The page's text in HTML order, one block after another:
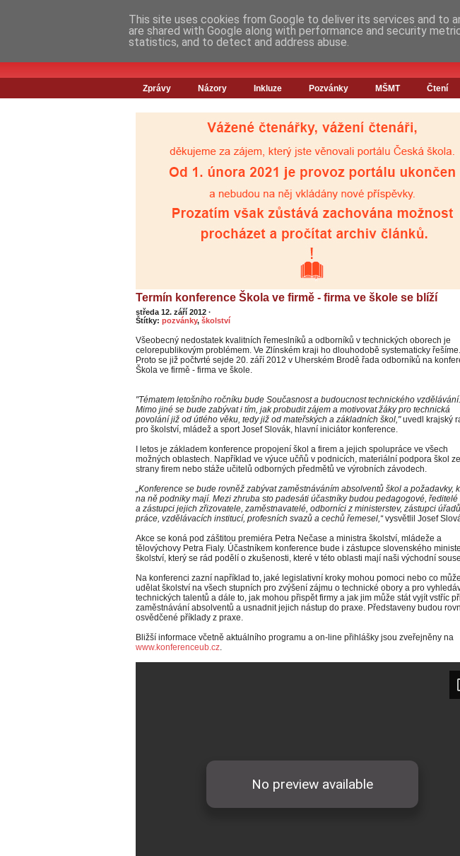
Zprávy Názory Inkluze Pozvánky MŠMT Čtení
Termín konference Škola ve firmě - firma ve škole se blíží
středa 12. září 2012 ·
Štítky: pozvánky, školství
Všeobecný nedostatek kvalitních řemeslníků a odborníků v technických oborech je
celorepublikovým problémem. Ve Zlínském kraji ho dlouhodobě systematicky řešíme.
Proto se již počtvrté sejde 20. září 2012 v Uherském Brodě řada odborníků na
Škola ve firmě - firma ve škole.
"Tématem letošního ročníku bude Současnost a budoucnost technického vzdělávání.
Mimo jiné se bude zabývat i tím, jak probudit zájem a motivovat žáky pro technická
povolání již od útlého věku, tedy již od mateřských a základních škol,"uvedl krajský
pro školství, mládež a sport Josef Slovák, hlavní iniciátor konference.
I letos je základem konference propojení škol a firem a jejich spolupráce ve všech
možných oblastech. Například ve výuce učňů v podnicích, materiální podpora škol ze
strany firem nebo stáže učitelů odborných předmětů ve výrobních závodech.
„Konference se bude rovněž zabývat zaměstnáváním absolventů škol a požadavky,
na ně podniky mají. Mezi zhruba sto padesáti účastníky budou pedagogové, ředitelé
a zástupci jejich zřizovatele, zaměstnavatelé, odborníci z ministerstev, zástupci úřadů
práce, vzdělávacích institucí, profesních svazů a cechů řemesel,“vysvětlil Josef
Akce se koná pod záštitou premiéra Petra Nečase a ministra školství, mládeže a
tělovýchovy Petra Fialy. Účastníkem konference bude i zástupce slovenského
školství, který se rád podělí o zkušenosti, které v této oblasti mají naši východní
Na konferenci zazní například to, jaké legislativní kroky mohou pomoci nebo co může
udělat školství na všech stupních pro zvýšení zájmu o technické obory a pro
technických talentů a dále to, jak mohou přispět firmy a jak jim může stát vyjít vstříc při
zaměstnávání absolventů a usnadnit jejich nástup do praxe. Představeny budou
osvědčené příklady z praxe.
Bližší informace včetně aktuálního programu a on-line přihlášky jsou zveřejněny na
www.konferenceub.cz.
This site uses cookies from Google to deliver its services and to
are shared with Google along with performance and security
statistics, and to detect and address abuse.